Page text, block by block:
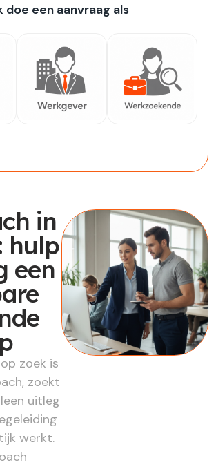
doe een aanvraag als
in
hulp
een
zoek is
zoekt
uitleg
werkt.